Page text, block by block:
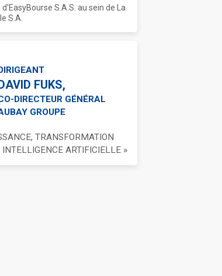
S.A.S. au sein de La
S.A.
FUKS,
DIRECTEUR GÉNÉRAL
GROUPE
TRANSFORMATION
ARTIFICIELLE »